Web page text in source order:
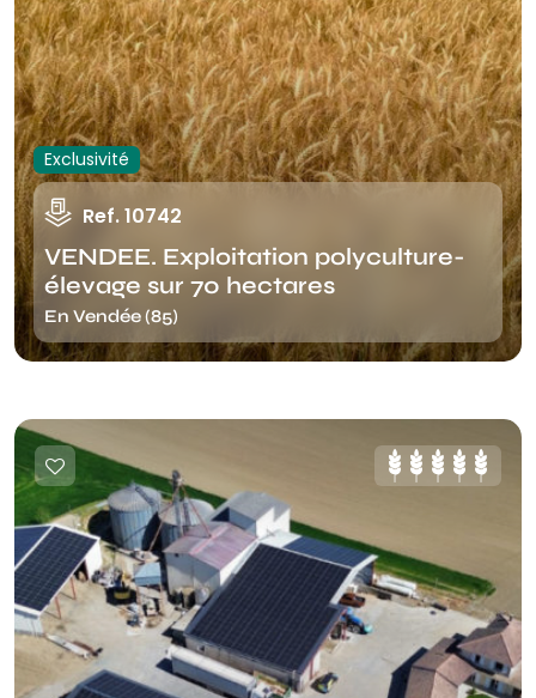
Exclusivité
Ref. 10742
VENDEE. Exploitation polyculture-
élevage sur 70 hectares
En Vendée (85)